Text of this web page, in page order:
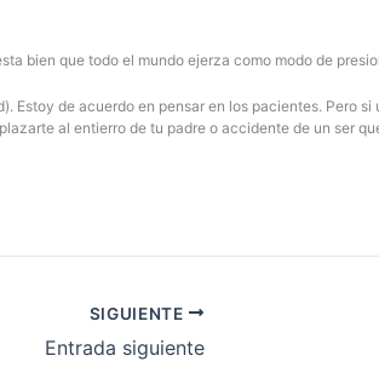
bien que todo el mundo ejerza como modo de
Estoy de acuerdo en pensar en los pacientes. Pero
al entierro de tu padre o accidente de un ser
SIGUIENTE
Entrada siguiente